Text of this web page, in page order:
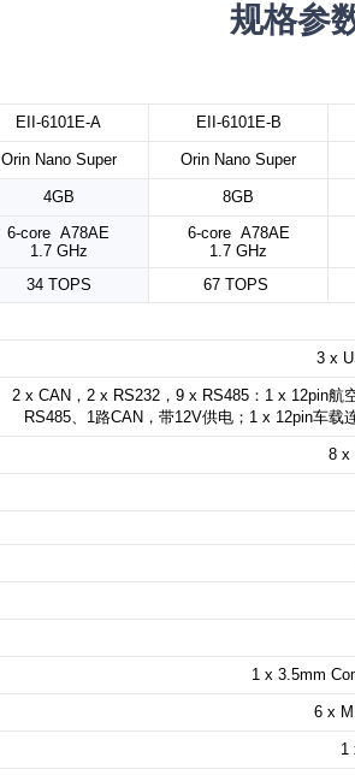
规格参
EII-6101E-A EII-6101E-B
Orin Nano Super Orin Nano Super
4GB 8GB
6-core A78AE
1.7 GHz
6-core A78AE
1.7 GHz
34 TOPS 67 TOPS
3 x
2 x CAN ， 2 x RS232， 9 x RS485： 1 x 12pin航
RS485、 1路CAN ，带12V供电； 1 x 12pin车载
8 x
1 x 3.5mm
6 x
1